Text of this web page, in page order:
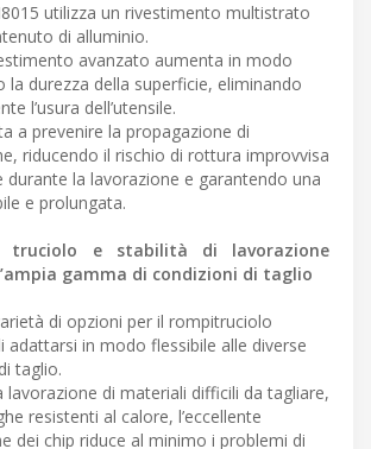
utilizza un rivestimento multistrato
di alluminio.
avanzato aumenta in modo
la durezza della superficie, eliminando
l’usura dell’utensile.
a prevenire la propagazione di
riducendo il rischio di rottura improvvisa
durante la lavorazione e garantendo una
e prolungata.
truciolo e stabilità di lavorazione
gamma di condizioni di taglio
di opzioni per il rompitruciolo
adattarsi in modo flessibile alle diverse
taglio.
lavorazione di materiali difficili da tagliare,
resistenti al calore, l’eccellente
dei chip riduce al minimo i problemi di